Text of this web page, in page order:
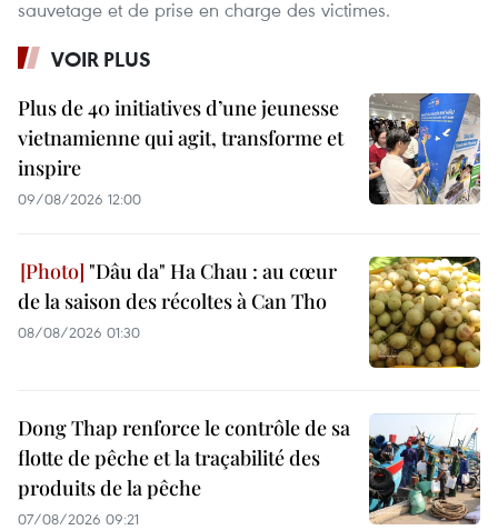
sauvetage et de prise en charge des victimes.
VOIR PLUS
Plus de 40 initiatives d’une jeunesse
vietnamienne qui agit, transforme et
inspire
09/08/2026 12:00
"Dâu da" Ha Chau : au cœur
de la saison des récoltes à Can Tho
08/08/2026 01:30
Dong Thap renforce le contrôle de sa
flotte de pêche et la traçabilité des
produits de la pêche
07/08/2026 09:21